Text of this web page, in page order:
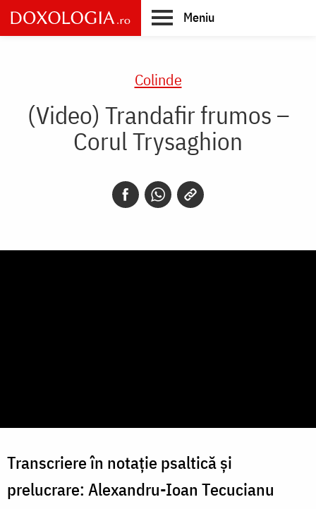
Skip
to
main
Meniu
Colinde
(Video) Trandafir frumos –
Corul Trysaghion
Transcriere în notație psaltică și
prelucrare: Alexandru-Ioan Tecucianu